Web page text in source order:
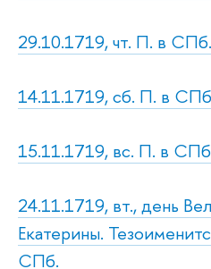
29.10.1719, чт. П. в СПб.
14.11.1719, сб. П. в
15.11.1719, вс. П. в
24.11.1719, вт., день
Екатерины.
СПб.